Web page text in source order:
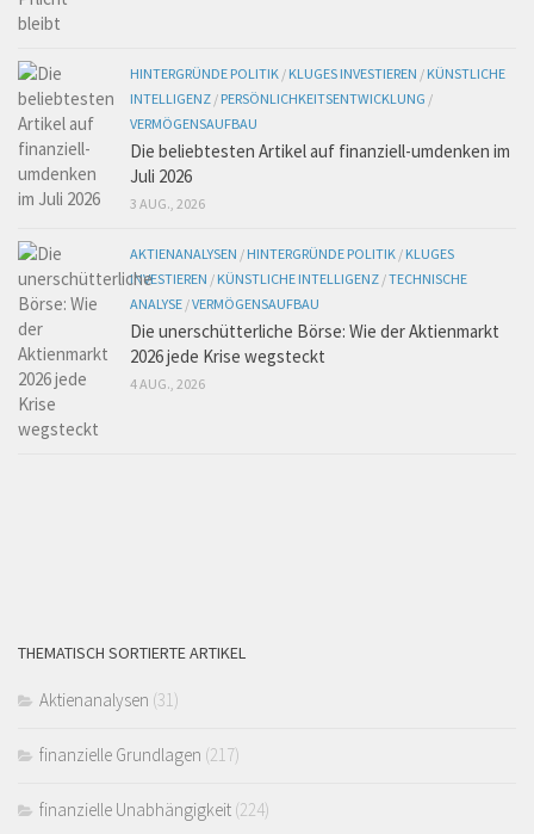
HINTERGRÜNDE POLITIK / KLUGES INVESTIEREN / KÜNSTLICHE
INTELLIGENZ / PERSÖNLICHKEITSENTWICKLUNG /
VERMÖGENSAUFBAU
Die beliebtesten Artikel auf finanziell-umdenken im
Juli 2026
3 AUG., 2026
AKTIENANALYSEN / HINTERGRÜNDE POLITIK / KLUGES
INVESTIEREN / KÜNSTLICHE INTELLIGENZ /TECHNISCHE
ANALYSE /VERMÖGENSAUFBAU
Die unerschütterliche Börse: Wie der Aktienmarkt
2026 jede Krise wegsteckt
4 AUG., 2026
THEMATISCH SORTIERTE ARTIKEL
Aktienanalysen (31)
finanzielle Grundlagen (217)
finanzielle Unabhängigkeit (224)